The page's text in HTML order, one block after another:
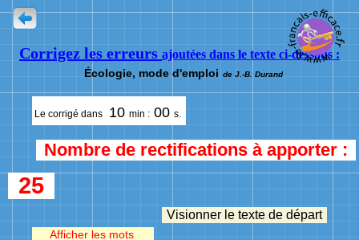
Corrigez les erreurs ajoutées dans le texte ci-dessous :
Écologie, mode d'emploi de J.-B. Durand
Le corrigé dans 10 min : 00 s.
Nombre de rectifications à apporter :
25
Visionner le texte de départ
Afficher les mots